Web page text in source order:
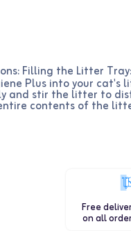
Filling the Litter
Plus into your cat's
and stir the litter to
contents of the
Free
on all